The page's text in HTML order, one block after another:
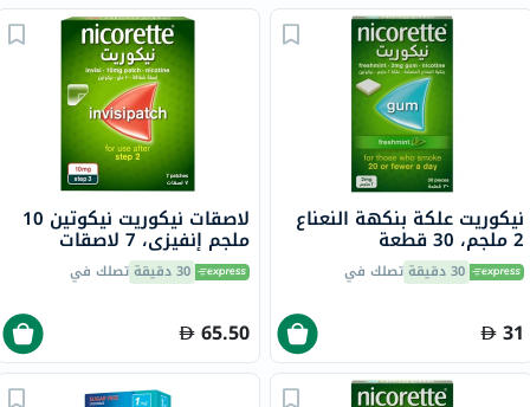
نيكوريت علكة بنكهة النعناع
2 ملجم، 30 قطعة
30 دقيقة تصلك في
31
لاصقات نيكوريت نيكوتين 10
ملجم إنفيزي، 7 لاصقات
30 دقيقة تصلك في
65.50